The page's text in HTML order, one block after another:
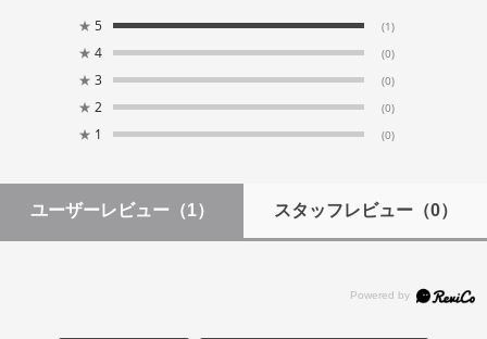
★ 5 (1)
★ 4 (0)
★ 3 (0)
★ 2 (0)
★ 1 (0)
ユーザーレビュー （1） スタッフレビュー（0）